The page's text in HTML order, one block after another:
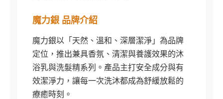
魔力銀 品牌介紹
魔力銀以「天然、溫和、深層潔淨」為品牌
定位，推出兼具香氛、清潔與養護效果的沐
浴乳與洗髮精系列。產品主打安全成分與有
效潔淨力，讓每一次洗沐都成為舒緩放鬆的
療癒時刻。